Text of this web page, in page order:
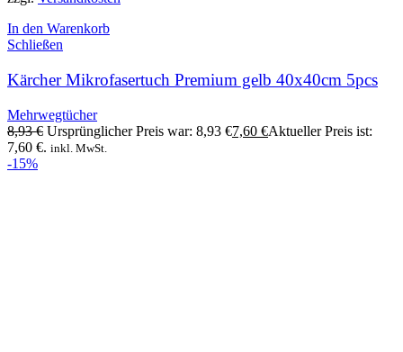
In den Warenkorb
Schließen
Kärcher Mikrofasertuch Premium gelb 40x40cm 5pcs
Mehrwegtücher
8,93€ Ursprünglicher Preis war: 8,93 €7,60 €Aktueller Preis ist:
7,60 €. inkl. MwSt.
-15%